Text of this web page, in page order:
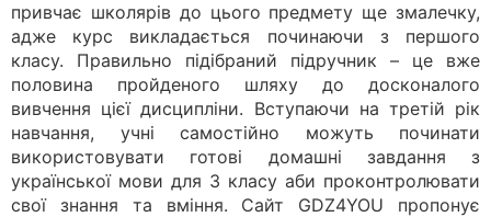
привчає школярів до цього предмету ще змалечку,
адже курс викладається починаючи з першого
класу. Правильно підібраний підручник – це вже
половина пройденого шляху до досконалого
вивчення цієї дисципліни. Вступаючи на третій рік
навчання, учні самостійно можуть починати
використовувати готові домашні завдання з
української мови для 3 класу аби проконтролювати
свої знання та вміння. Сайт GDZ4YOU пропонує